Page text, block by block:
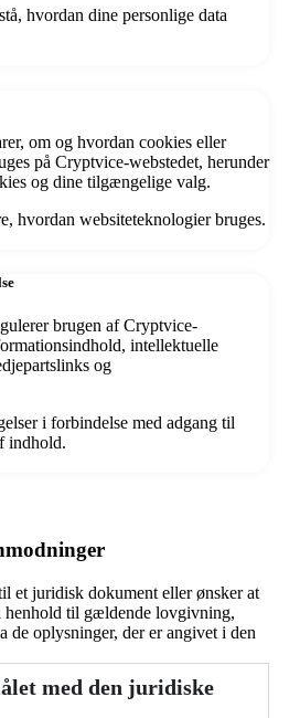
hvordan dine personlige data
om og hvordan cookies eller
på Cryptvice-webstedet, herunder
og dine tilgængelige valg.
hvordan websiteteknologier bruges.
brugen af Cryptvice-
intellektuelle
og
i forbindelse med adgang til
indhold.
et juridisk dokument eller ønsker at
henhold til gældende lovgivning,
de oplysninger, der er angivet i den
med den juridiske